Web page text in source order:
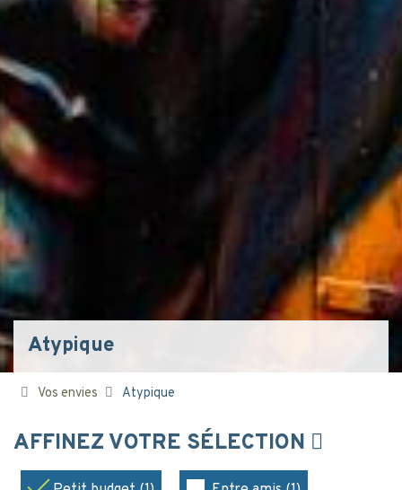
Atypique
Vos envies Atypique
AFFINEZ VOTRE SÉLECTION